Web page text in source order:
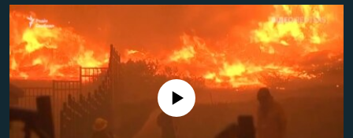
Перейти
пошуку
ПОГЛЯД
ІНТЕРВ'Ю
ВСЕ ЗА ДЕНЬ
СПЕЦПРОЕКТИ
ДЕПОРТАЦІЯ
ЯК ОБІЙТИ БЛОКУВАННЯ
No media source currently available